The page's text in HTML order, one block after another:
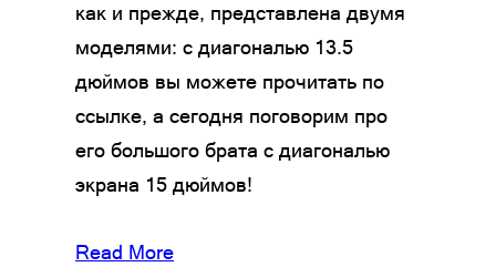
как и прежде, представлена двумя
моделями: с диагональю 13.5
дюймов вы можете прочитать по
ссылке, а сегодня поговорим про
его большого брата с диагональю
экрана 15 дюймов!
Read More